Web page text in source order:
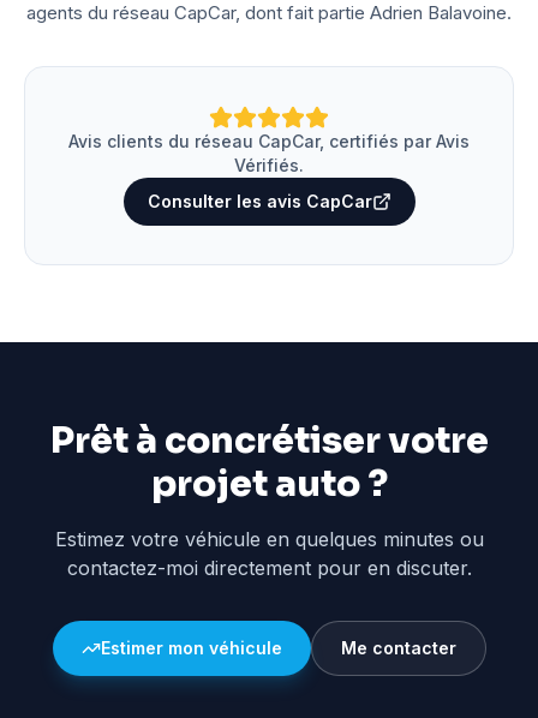
agents du réseau CapCar, dont fait partie Adrien Balavoine.
Avis clients du réseau CapCar, certifiés par Avis
Vérifiés.
Consulter les avis CapCar
Prêt à concrétiser votre
projet auto ?
Estimez votre véhicule en quelques minutes ou
contactez-moi directement pour en discuter.
Estimer mon véhicule Me contacter